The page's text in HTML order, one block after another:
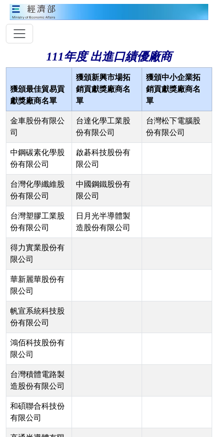
111年度 出進口績優廠商
獲頒最佳貿易貢
獻獎廠商名單
獲頒新興市場拓
銷貢獻獎廠商名
單
獲頒中小企業拓
銷貢獻獎廠商名
單
金車股份有限公
司
台達化學工業股
份有限公司
台灣松下電腦股
份有限公司
中鋼碳素化學股
份有限公司
啟碁科技股份有
限公司
台灣化學纖維股
份有限公司
中國鋼鐵股份有
限公司
台灣塑膠工業股
份有限公司
日月光半導體製
造股份有限公司
得力實業股份有
限公司
華新麗華股份有
限公司
帆宣系統科技股
份有限公司
鴻佰科技股份有
限公司
台灣積體電路製
造股份有限公司
和碩聯合科技份
有限公司